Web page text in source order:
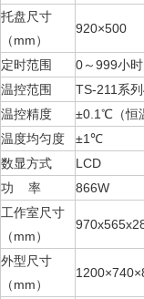
托盘尺寸
（mm）
920×500
定时范围
0～999小时
温控范围
TS-211系
温控精度
±0.1℃（恒
温度均匀度
±1℃
数显方式
LCD
功 率
866W
工作室尺寸
（mm）
外型尺寸
（mm）